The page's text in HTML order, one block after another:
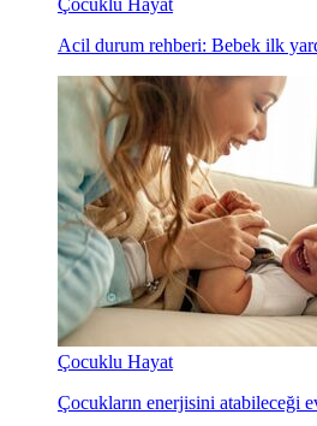
Çocuklu Hayat
Acil durum rehberi: Bebek ilk
Çocuklu Hayat
Çocukların enerjisini atabileceği